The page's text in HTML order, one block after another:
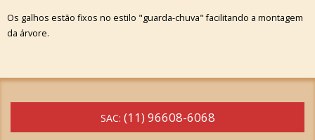
Os galhos estão fixos no estilo "guarda-chuva" facilitando a montagem
da árvore.
SAC: (11) 96608-6068